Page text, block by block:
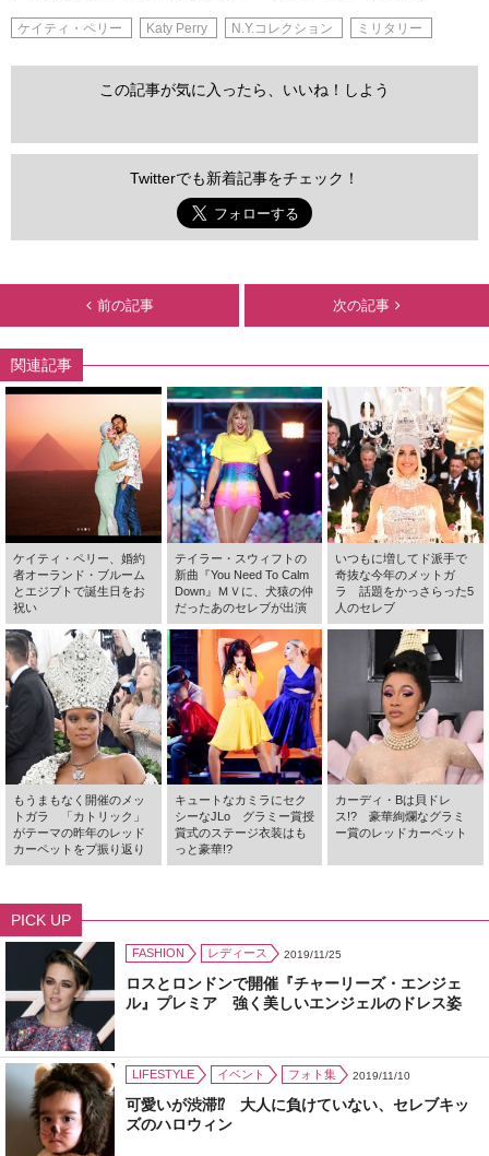
ケイティ・ペリー Katy Perry N.Y.コレクション ミリタリー
この記事が気に入ったら、いいね！しよう
Twitterでも新着記事をチェック！
前の記事 次の記事
関連記事
ケイティ・ペリー、婚約
者オーランド・ブルーム
とエジプトで誕生日をお
祝い
テイラー・スウィフトの
新曲『You Need To Calm
Down』ＭＶに、犬猿の仲
だったあのセレブが出演
いつもに増してド派手で
奇抜な今年のメットガ
ラ 話題をかっさらった5
人のセレブ
もうまもなく開催のメッ
トガラ 「カトリック」
がテーマの昨年のレッド
カーペットをプ振り返り
キュートなカミラにセク
シーなJLo グラミー賞授
賞式のステージ衣装はも
っと豪華!?
カーディ・Bは貝ドレ
ス!? 豪華絢爛なグラミ
ー賞のレッドカーペット
PICK UP
FASHION レディース 2019/11/25
ロスとロンドンで開催『チャーリーズ・エンジェ
ル』プレミア 強く美しいエンジェルのドレス姿
LIFESTYLE イベント フォト集 2019/11/10
可愛いが渋滞⁉ 大人に負けていない、セレブキッ
ズのハロウィン